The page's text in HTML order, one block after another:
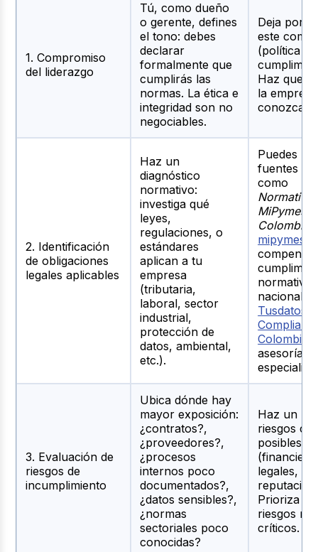
formalización
Constitución legal de la
empresa, registro en Cámara
de Comercio, otorgamiento de
permisos y licencias
necesarias, cumplimiento de
los estatutos de la sociedad.
1. Compromiso
del liderazgo
Tú, como dueño
o gerente, defines
el tono: debes
declarar
formalmente que
cumplirás las
normas. La ética e
integridad son no
negociables.
Deja por
este
(política de
Haz que
la
conozcan.
2. Identificación
de obligaciones
legales aplicables
Haz un
diagnóstico
normativo:
investiga qué
leyes,
regulaciones, o
estándares
aplican a tu
empresa
(tributaria,
laboral, sector
industrial,
protección de
datos, ambiental,
etc.).
Puedes
fuentes
como
MiPymes
Colombia
normativo
nacionales
Tusdatos -
Colombia
asesorías
3. Evaluación de
riesgos de
incumplimiento
Ubica dónde hay
mayor exposición:
¿contratos?,
¿proveedores?,
¿procesos
internos poco
documentados?,
¿datos sensibles?,
¿normas
sectoriales poco
conocidas?
Haz un
riesgos
posibles
legales,
Prioriza
riesgos
críticos.